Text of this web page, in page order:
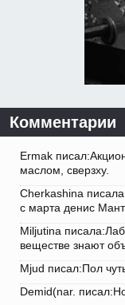
Комментарии
Ermak
маслом, сверзху.
Cherkashina
с марта денис
Miljutina
веществе знают
Mjud писал:Пол
Demid(nar.